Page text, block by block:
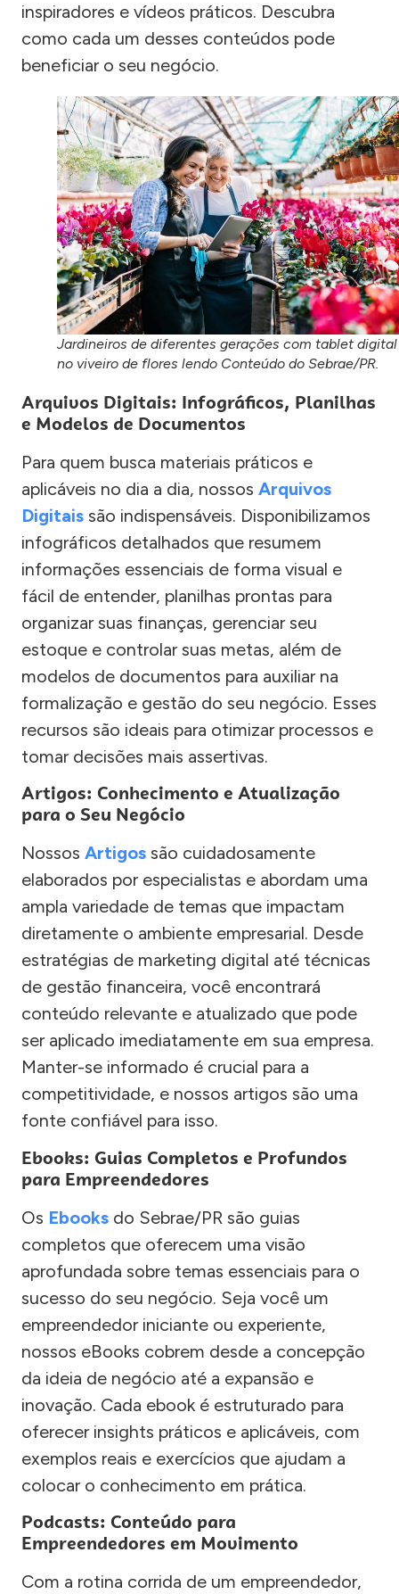
inspiradores e vídeos práticos. Descubra
como cada um desses conteúdos pode
beneficiar o seu negócio.
Jardineiros de diferentes gerações com tablet digital
no viveiro de flores lendo Conteúdo do Sebrae/PR.
Arquivos Digitais: Infográficos, Planilhas
e Modelos de Documentos
Para quem busca materiais práticos e
aplicáveis no dia a dia, nossos Arquivos
Digitais são indispensáveis. Disponibilizamos
infográficos detalhados que resumem
informações essenciais de forma visual e
fácil de entender, planilhas prontas para
organizar suas finanças, gerenciar seu
estoque e controlar suas metas, além de
modelos de documentos para auxiliar na
formalização e gestão do seu negócio. Esses
recursos são ideais para otimizar processos e
tomar decisões mais assertivas.
Artigos: Conhecimento e Atualização
para o Seu Negócio
Nossos Artigos são cuidadosamente
elaborados por especialistas e abordam uma
ampla variedade de temas que impactam
diretamente o ambiente empresarial. Desde
estratégias de marketing digital até técnicas
de gestão financeira, você encontrará
conteúdo relevante e atualizado que pode
ser aplicado imediatamente em sua empresa.
Manter-se informado é crucial para a
competitividade, e nossos artigos são uma
fonte confiável para isso.
Ebooks: Guias Completos e Profundos
para Empreendedores
Os Ebooks do Sebrae/PR são guias
completos que oferecem uma visão
aprofundada sobre temas essenciais para o
sucesso do seu negócio. Seja você um
empreendedor iniciante ou experiente,
nossos eBooks cobrem desde a concepção
da ideia de negócio até a expansão e
inovação. Cada ebook é estruturado para
oferecer insights práticos e aplicáveis, com
exemplos reais e exercícios que ajudam a
colocar o conhecimento em prática.
Podcasts: Conteúdo para
Empreendedores em Movimento
Com a rotina corrida de um empreendedor,